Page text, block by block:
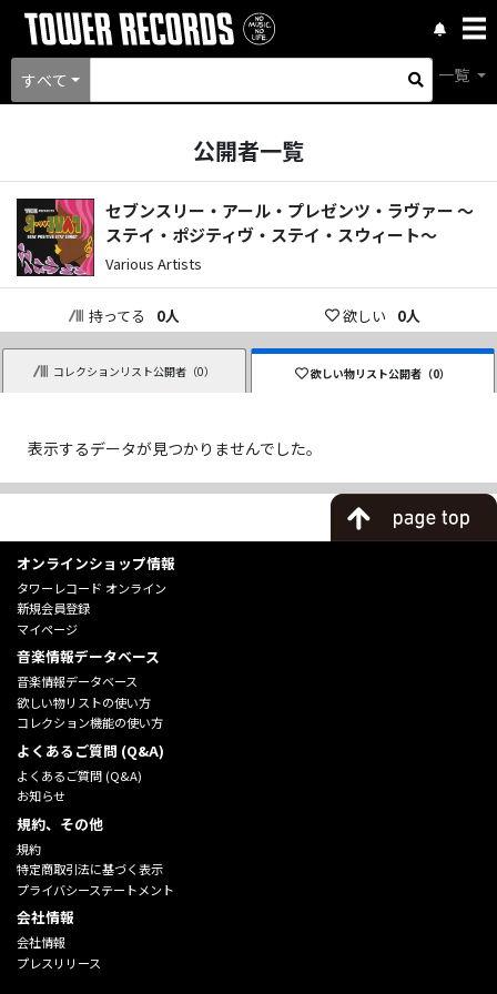
すべて 一覧
公開者一覧
セブンスリー・アール・プレゼンツ・ラヴァー ～
ステイ・ポジティヴ・ステイ・スウィート～
Various Artists
持ってる 0人 欲しい 0人
コレクションリスト公開者（0） 欲しい物リスト公開者（0）
表示するデータが見つかりませんでした。
オンラインショップ情報
タワーレコード オンライン
新規会員登録
マイページ
音楽情報データベース
音楽情報データベース
欲しい物リストの使い方
コレクション機能の使い方
よくあるご質問 (Q&A)
よくあるご質問 (Q&A)
お知らせ
規約、その他
規約
特定商取引法に基づく表示
プライバシーステートメント
会社情報
会社情報
プレスリリース